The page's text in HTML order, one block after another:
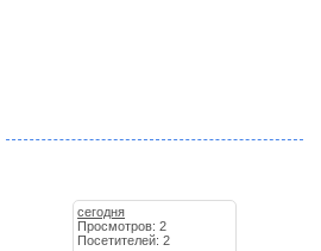
сегодня
Просмотров: 2
Посетителей: 2